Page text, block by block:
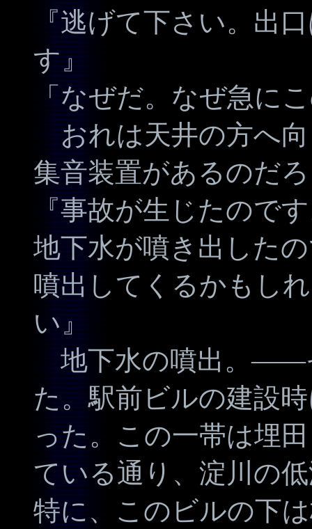
『逃げて下さい。出
す』
「なぜだ。なぜ急に
おれは天井の方へ
集音装置があるのだ
『事故が生じたので
地下水が噴き出した
噴出してくるかもし
い』
地下水の噴出。――
た。駅前ビルの建設
った。この一帯は埋田
ている通り、淀川の
特に、このビルの下